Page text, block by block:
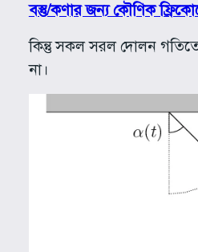
বস্তু/কণার জন্য কৌণিক
কিন্তু সকল সরল দোলন
না।